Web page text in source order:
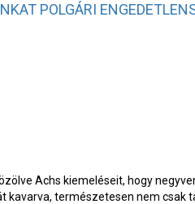
POLGÁRI
Achs kiemeléseit, hogy
kavarva, természetesen nem csak